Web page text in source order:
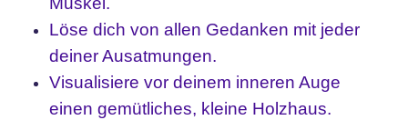
Löse dich von allen Gedanken mit jeder
deiner Ausatmungen.
Visualisiere vor deinem inneren Auge
einen gemütliches, kleine Holzhaus.